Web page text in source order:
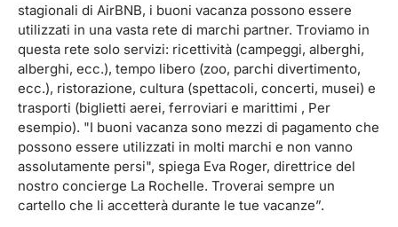
stagionali di AirBNB, i buoni vacanza possono essere
utilizzati in una vasta rete di marchi partner. Troviamo in
questa rete solo servizi: ricettività (campeggi, alberghi,
alberghi, ecc.), tempo libero (zoo, parchi divertimento,
ecc.), ristorazione, cultura (spettacoli, concerti, musei) e
trasporti (biglietti aerei, ferroviari e marittimi , Per
esempio). "I buoni vacanza sono mezzi di pagamento che
possono essere utilizzati in molti marchi e non vanno
assolutamente persi", spiega Eva Roger, direttrice del
nostro concierge La Rochelle. Troverai sempre un
cartello che li accetterà durante le tue vacanze”.